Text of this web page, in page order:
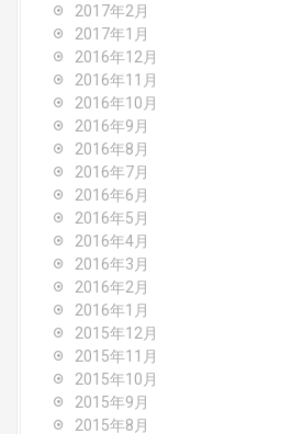
2017年2月
2017年1月
2016年12月
2016年11月
2016年10月
2016年9月
2016年8月
2016年7月
2016年6月
2016年5月
2016年4月
2016年3月
2016年2月
2016年1月
2015年12月
2015年11月
2015年10月
2015年9月
2015年8月